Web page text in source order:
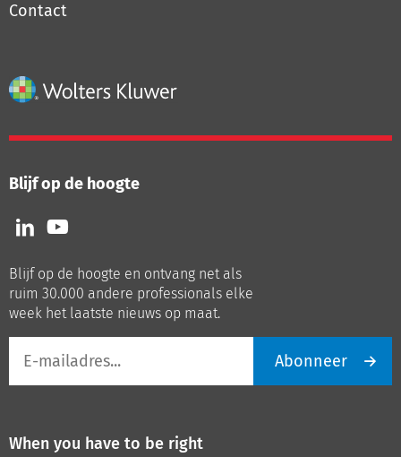
Contact
Blijf op de hoogte
Volg
ons
LinkedIn
Volg
ons
Youtube
Blijf op de hoogte en ontvang net als
ruim 30.000 andere professionals elke
week het laatste nieuws op maat.
mailadres
Abonneer
When you have to be right